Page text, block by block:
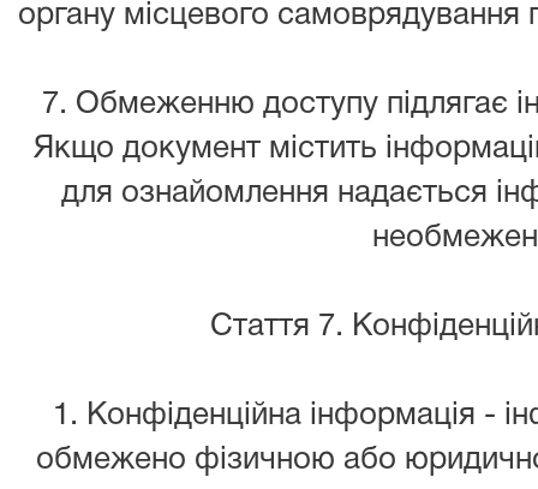
органу місцевого самоврядування
7. Обмеженню доступу підлягає
Якщо документ містить
для ознайомлення надається
Стаття 7.
1. Конфіденційна інформація -
обмежено фізичною або